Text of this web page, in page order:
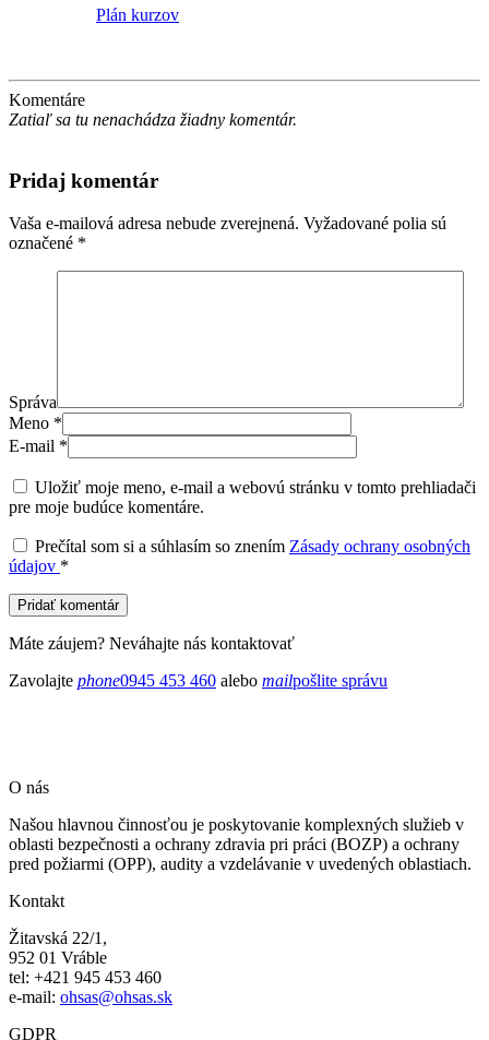
Plán kurzov
Komentáre
Zatiaľ sa tu nenachádza žiadny komentár.
Pridaj komentár
Vaša e-mailová adresa nebude zverejnená. Vyžadované polia sú
označené *
Správa
Meno *
E-mail *
Uložiť moje meno, e-mail a webovú stránku v tomto prehliadači
pre moje budúce komentáre.
Prečítal som si a súhlasím so znením Zásady ochrany osobných
údajov *
Pridať komentár
Máte záujem? Neváhajte nás kontaktovať
Zavolajte phone0945 453 460 alebo mailpošlite správu
O nás
Našou hlavnou činnosťou je poskytovanie komplexných služieb v
oblasti bezpečnosti a ochrany zdravia pri práci (BOZP) a ochrany
pred požiarmi (OPP), audity a vzdelávanie v uvedených oblastiach.
Kontakt
Žitavská 22/1,
952 01 Vráble
tel: +421 945 453 460
e-mail: ohsas@ohsas.sk
GDPR